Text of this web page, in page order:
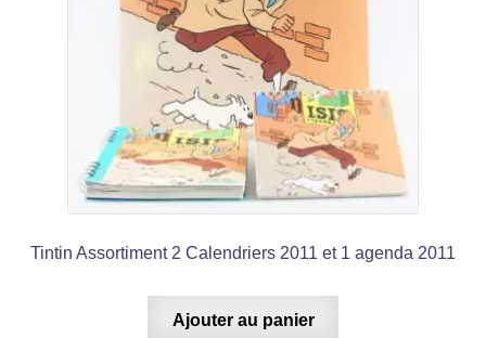
Tintin Assortiment 2 Calendriers 2011 et 1 agenda 2011
Ajouter au panier